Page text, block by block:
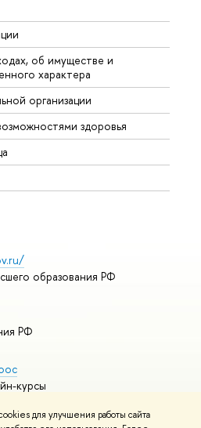
для улучшения работы сайта
об имуществе и
характера
организации
здоровья
образования РФ
РФ
курсы